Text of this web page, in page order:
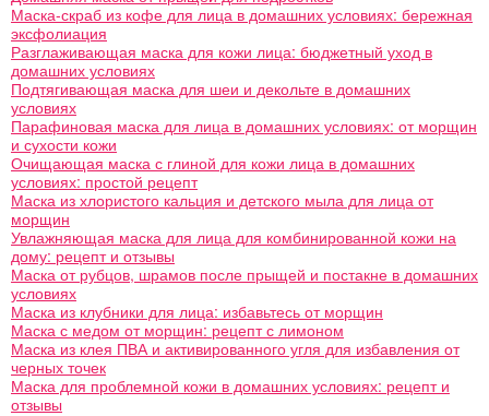
Маска-скраб из кофе для лица в домашних условиях: бережная
эксфолиация
Разглаживающая маска для кожи лица: бюджетный уход в
домашних условиях
Подтягивающая маска для шеи и декольте в домашних
условиях
Парафиновая маска для лица в домашних условиях: от морщин
и сухости кожи
Очищающая маска с глиной для кожи лица в домашних
условиях: простой рецепт
Маска из хлористого кальция и детского мыла для лица от
морщин
Увлажняющая маска для лица для комбинированной кожи на
дому: рецепт и отзывы
Маска от рубцов, шрамов после прыщей и постакне в домашних
условиях
Маска из клубники для лица: избавьтесь от морщин
Маска с медом от морщин: рецепт с лимоном
Маска из клея ПВА и активированного угля для избавления от
черных точек
Маска для проблемной кожи в домашних условиях: рецепт и
отзывы